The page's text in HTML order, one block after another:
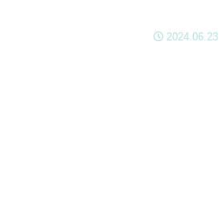
2024.06.23